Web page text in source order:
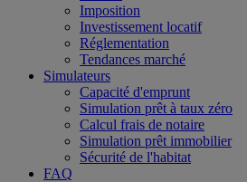
Imposition
Investissement locatif
Réglementation
Tendances marché
Simulateurs
Capacité d'emprunt
Simulation prêt à taux zéro
Calcul frais de notaire
Simulation prêt immobilier
Sécurité de l'habitat
FAQ